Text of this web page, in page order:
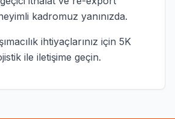
kadromuz yanınızda.
ihtiyaçlarınız için 5K
ile iletişime geçin.